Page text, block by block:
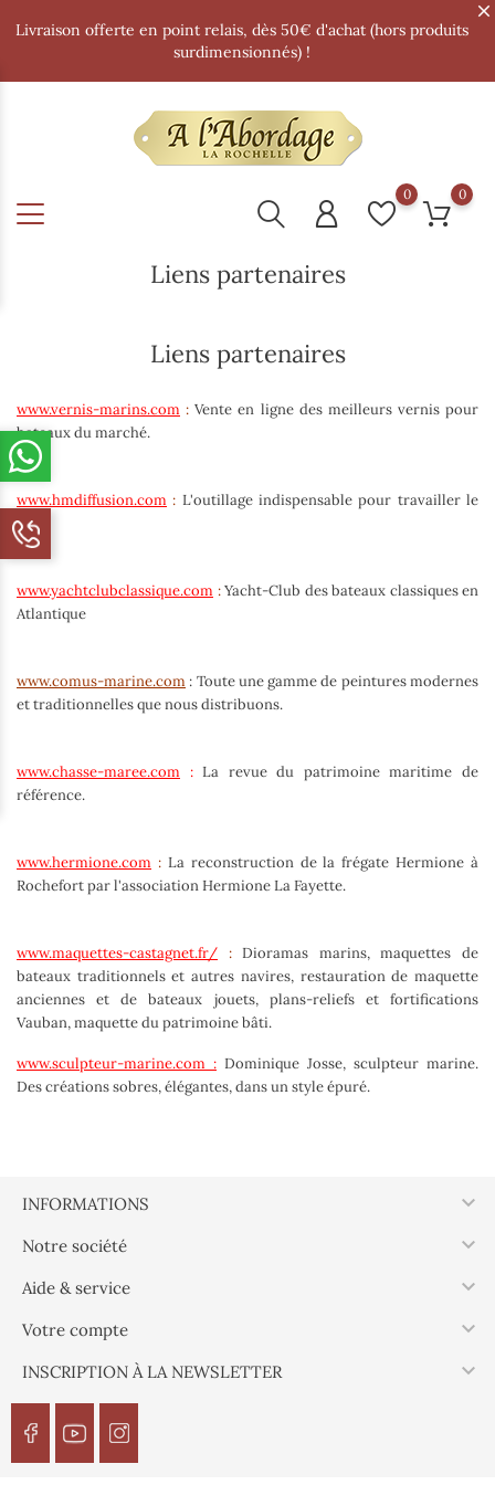
Livraison offerte en point relais, dès 50€ d'achat (hors produits
surdimensionnés) !
0 0
Liens partenaires
Liens partenaires
www.vernis-marins.com : Vente en ligne des meilleurs vernispour
bateaux du marché.
www.hmdiffusion.com : L'outillage indispensable pour travailler le
bois.
www.yachtclubclassique.com :Yacht-Club desbateaux classiquesen
Atlantique
www.comus-marine.com : Toute une gamme de peintures modernes
et traditionnelles que nous distribuons.
www.chasse-maree.com :La revue du patrimoine maritime de
référence.
www.hermione.com :La reconstruction de la frégate Hermione à
Rochefort par l'association Hermione La Fayette.
www.maquettes-castagnet.fr/ :Dioramas marins, maquettes de
bateaux traditionnels et autres navires, restauration de maquette
anciennes et de bateaux jouets, plans-reliefs et fortifications
Vauban, maquette du patrimoine bâti.
www.sculpteur-marine.com : Dominique Josse, sculpteur marine.
Des créations sobres, élégantes, dans un style épuré.
INFORMATIONS 
Notre société 
Aide & service 
Votre compte 
INSCRIPTION À LA NEWSLETTER 